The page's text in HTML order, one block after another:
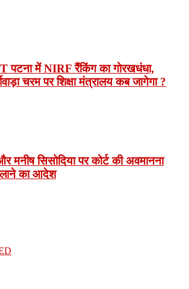
पटना में NIRF रैंकिंग का गोरखधंधा,
चरम पर शिक्षा मंत्रालय कब जागेगा ?
मनीष सिसोदिया पर कोर्ट की अवमानना
का आदेश